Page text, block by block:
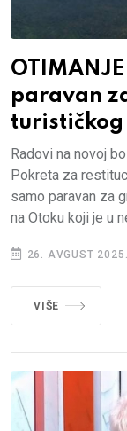
paravan
turističkog
Radovi na novoj
Pokreta za
samo paravan za
na Otoku koji je u
26. AVGUST 2025.
VIŠE